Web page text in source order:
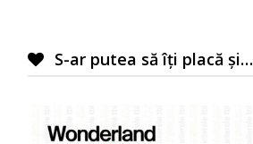
S-ar putea să îți placă și…